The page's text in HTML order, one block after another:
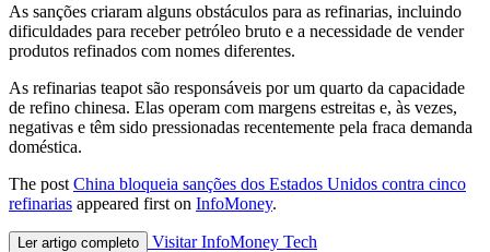
As sanções criaram alguns obstáculos para as refinarias, incluindo ​
dificuldades para receber petróleo bruto e a necessidade de vender
produtos ​refinados com ⁠nomes diferentes.
As refinarias teapot são responsáveis por um quarto ⁠da capacidade
de refino chinesa. Elas operam com margens estreitas e, às vezes,
negativas e têm sido pressionadas recentemente pela fraca demanda
doméstica.
The post China bloqueia sanções dos Estados Unidos contra cinco
refinarias appeared first on InfoMoney.
Ler artigo completo Visitar InfoMoney Tech